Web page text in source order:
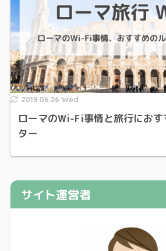
2019.06.26 Wed
ローマのWi-Fi事情と旅行にお
ター
サイト運営者